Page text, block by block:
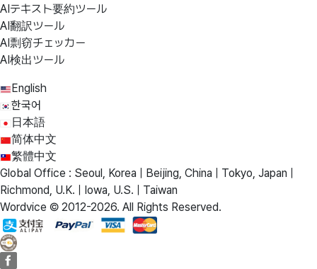
AIテキスト要約ツール
AI翻訳ツール
AI剽窃チェッカー
AI検出ツール
English
한국어
日本語
简体中文
繁體中文
Global Office : Seoul, Korea | Beijing, China | Tokyo, Japan |
Richmond, U.K. | Iowa, U.S. | Taiwan
Wordvice © 2012-2026. All Rights Reserved.